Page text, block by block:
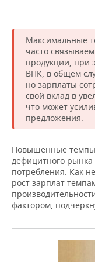
Максимальные
часто
продукции, при
ВПК, в общем
но зарплаты
свой вклад в
что может
предложения.
Повышенные темпы
дефицитного рынка
потребления. Как
рост зарплат
фактором,